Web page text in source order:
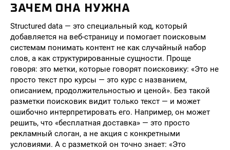
ЗАЧЕМ ОНА НУЖНА
Structured data — это специальный код, который
добавляется на веб-страницу и помогает поисковым
системам понимать контент не как случайный набор
слов, а как структурированные сущности. Проще
говоря: это метки, которые говорят поисковику: «Это не
просто текст про курсы — это курс с названием,
описанием, продолжительностью и ценой». Без такой
разметки поисковик видит только текст — и может
ошибочно интерпретировать его. Например, он может
решить, что «бесплатная доставка» — это просто
рекламный слоган, а не акция с конкретными
условиями. А с разметкой он точно знает: «Это